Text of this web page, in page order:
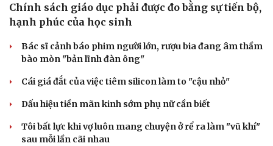
Chính sách giáo dục phải được đo bằng sự tiến bộ,
hạnh phúc của học sinh
Bác sĩ cảnh báo phim người lớn, rượu bia đang âm thầm
bào mòn "bản lĩnh đàn ông"
Cái giá đắt của việc tiêm silicon làm to "cậu nhỏ"
Dấu hiệu tiền mãn kinh sớm phụ nữ cần biết
Tôi bất lực khi vợ luôn mang chuyện ở rể ra làm "vũ khí"
sau mỗi lần cãi nhau